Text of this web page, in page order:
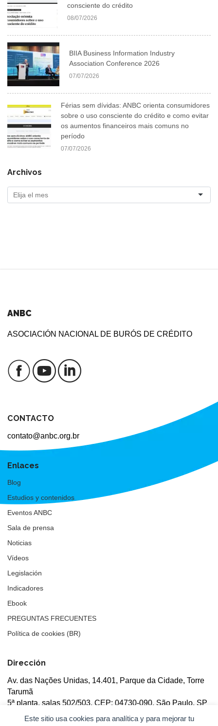
Este sitio usa cookies para analítica y para mejorar tu
consciente do crédito
08/07/2026
BIIA Business Information Industry
Association Conference 2026
07/07/2026
Férias sem dívidas: ANBC orienta consumidores
sobre o uso consciente do crédito e como evitar
os aumentos financeiros mais comuns no
período
07/07/2026
Archivos
ANBC
ASOCIACIÓN NACIONAL DE BURÓS DE CRÉDITO
CONTACTO
contato@anbc.org.br
Enlaces
Blog
Estudios y contenidos
Eventos ANBC
Sala de prensa
Noticias
Vídeos
Legislación
Indicadores
Ebook
PREGUNTAS FRECUENTES
Política de cookies (BR)
Dirección
Av. das Nações Unidas, 14.401, Parque da Cidade, Torre
Tarumã
5ª planta, salas 502/503, CEP: 04730-090, São Paulo, SP